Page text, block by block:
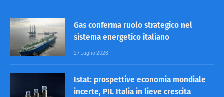
Gas conferma ruolo strategico nel
sistema energetico italiano
27 Luglio 2026
Istat: prospettive economia mondiale
incerte, PIL Italia in lieve crescita